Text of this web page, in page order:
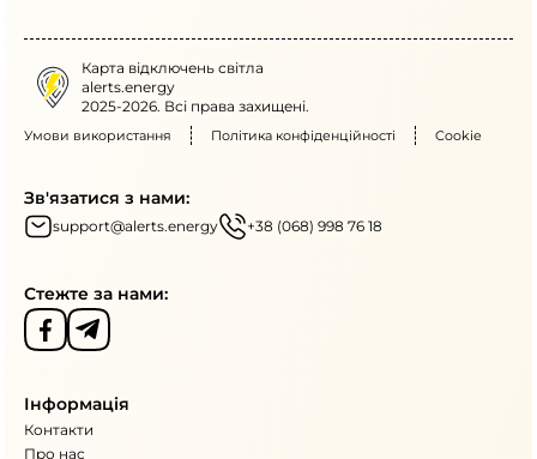
Карта відключень світла
alerts.energy
2025-2026. Всі права захищені.
Умови використання Політика конфіденційності Cookie
Зв'язатися з нами:
support@alerts.energy +38 (068) 998 76 18
Стежте за нами:
Інформація
Контакти
Про нас